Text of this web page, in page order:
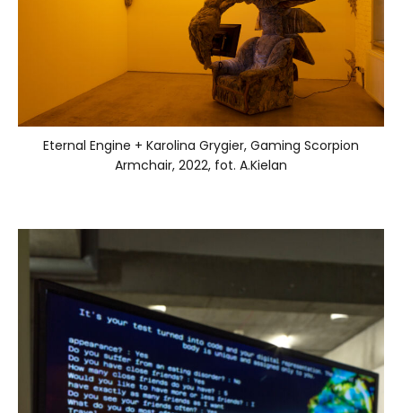
Eternal Engine + Karolina Grygier, Gaming Scorpion
Armchair, 2022, fot. A.Kielan